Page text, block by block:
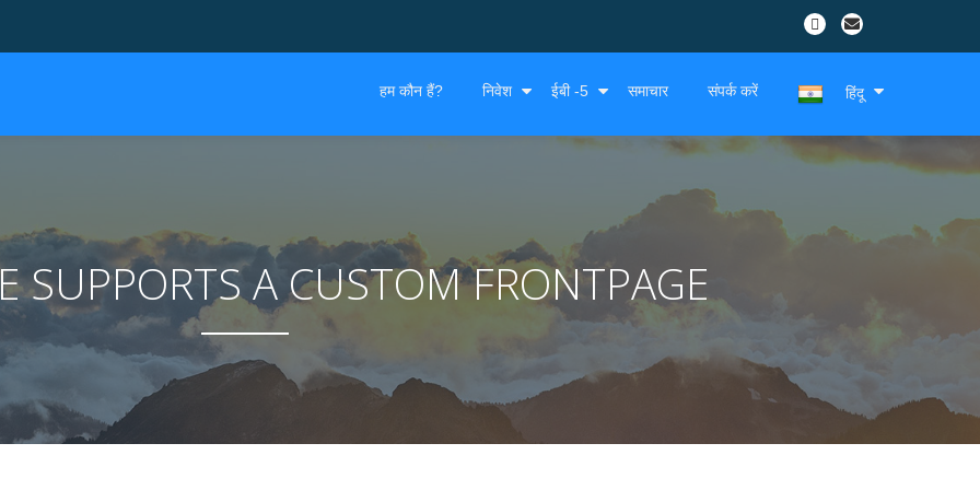
हम कौन हैं? निवेश ईबी -5 समाचार संपर्क करें हिंदू
SUPPORTS A CUSTOM FRONTPAGE